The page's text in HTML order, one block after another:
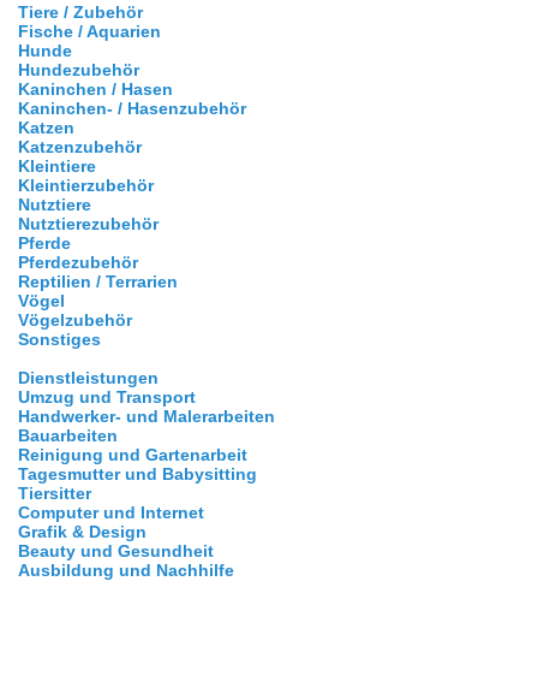
Tiere / Zubehör
Fische / Aquarien
Hunde
Hundezubehör
Kaninchen / Hasen
Kaninchen- / Hasenzubehör
Katzen
Katzenzubehör
Kleintiere
Kleintierzubehör
Nutztiere
Nutztierezubehör
Pferde
Pferdezubehör
Reptilien / Terrarien
Vögel
Vögelzubehör
Sonstiges
Dienstleistungen
Umzug und Transport
Handwerker- und Malerarbeiten
Bauarbeiten
Reinigung und Gartenarbeit
Tagesmutter und Babysitting
Tiersitter
Computer und Internet
Grafik & Design
Beauty und Gesundheit
Ausbildung und Nachhilfe